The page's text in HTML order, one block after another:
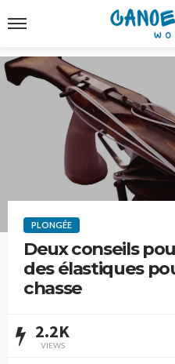
PLONGÉE
Deux conseils
des élastiques
chasse
2.2K
VIEWS